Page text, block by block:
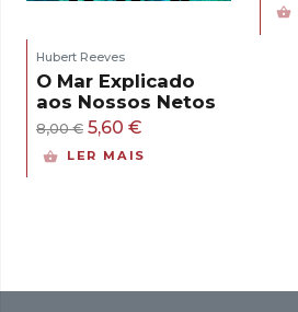
Hubert Reeves
O Mar Explicado
aos Nossos Netos
8,00€ O
preço
5,60 €
preço
LER MAIS